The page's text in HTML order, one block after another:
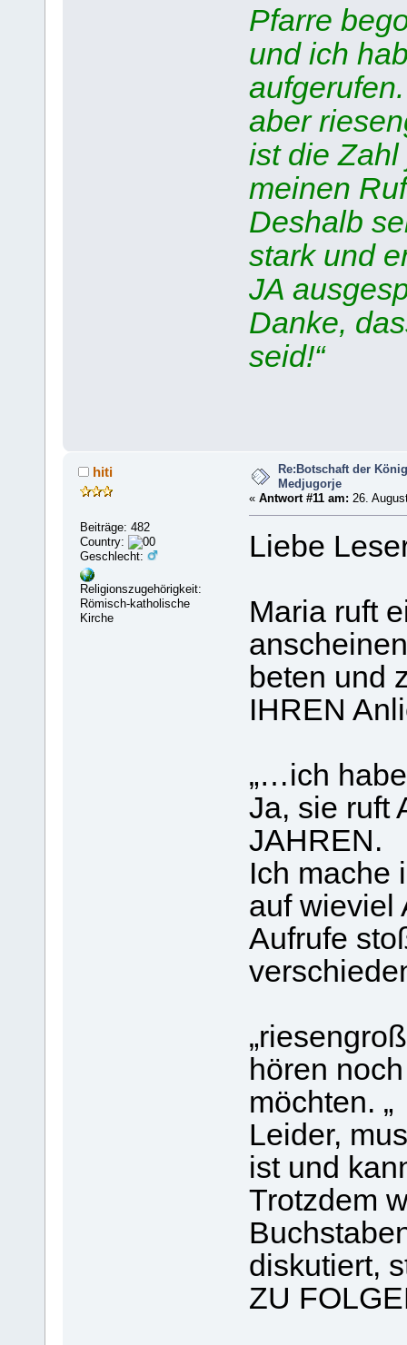
Pfarre
und ich
aber
ist die
meinen
Deshalb
stark und
JA
Danke,
seid!“
hiti
Beiträge: 482
Country:
Geschlecht:
Religionszugehörigkeit:
Römisch-katholische
Kirche
Re:Botschaft der
Medjugorje
« Antwort #11 am: 26.
Liebe
Maria ruft
beten und
IHREN
„…ich
Ja, sie ruft
JAHREN.
Ich mache
auf wieviel
Aufrufe
hören
möchten. „
Leider,
ist und
Trotzdem
diskutiert,
ZU